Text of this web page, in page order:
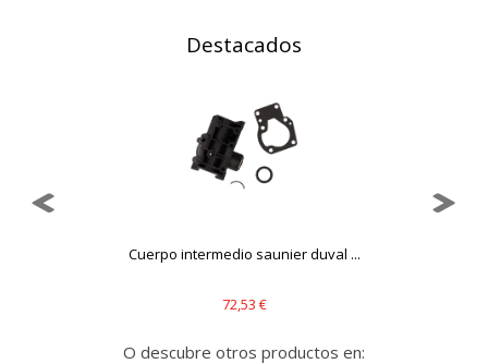
Destacados
Cuerpo intermedio saunier duval ...
72,53 €
O descubre otros productos en:
menos visitadas, y cómo los visitantes navegan por el sitio.
Toda la información que recogen estas cookies es
_utma,_utmb,_utmc,_utmz,_utmt,_utmz,_atuvc,_atuvs, _ga,
_gid, _evPromtCookies
sitio por nuestros socios publicitarios. Pueden ser
utilizadas por esas empresas para crear un perfil de sus
No almacenan directamente información personal, sino